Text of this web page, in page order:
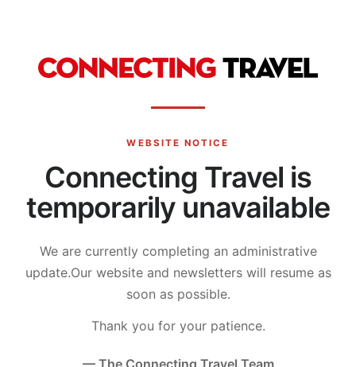
WEBSITE NOTICE
Connecting Travel is
temporarily unavailable
We are currently completing an administrative
update.Our website and newsletters will resume as
soon as possible.
Thank you for your patience.